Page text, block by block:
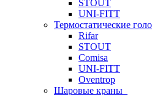
STOUT
UNI-FITT
Термостатические
Rifar
STOUT
Comisa
UNI-FITT
Oventrop
Шаровые краны